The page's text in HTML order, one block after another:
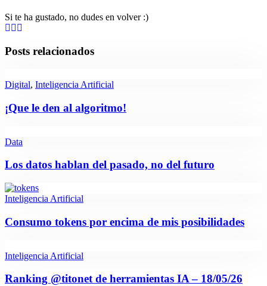
Si te ha gustado, no dudes en volver :)
Posts relacionados
Digital, Inteligencia Artificial
¡Que le den al algoritmo!
Data
Los datos hablan del pasado, no del futuro
Inteligencia Artificial
Consumo tokens por encima de mis posibilidades
Inteligencia Artificial
Ranking @titonet de herramientas IA – 18/05/26